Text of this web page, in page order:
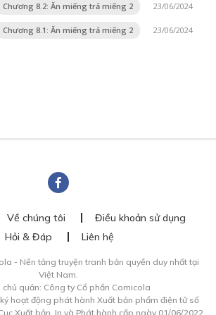
Chương 8.2: Ăn miếng trả miếng 2 23/06/2024
Chương 8.1: Ăn miếng trả miếng 2 23/06/2024
Về chúng tôi
Điều khoản sử dụng
Hỏi & Đáp
Liên hệ
- Nền tảng truyện tranh bản quyền duy nhất tại
Việt Nam.
chủ quản: Công ty Cổ phần Comicola
hoạt động phát hành Xuất bản phẩm điện tử số
Xuất bản, In và Phát hành cấp ngày 01/06/2022